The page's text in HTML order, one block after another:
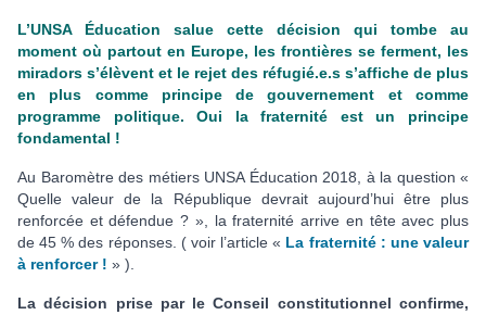
L’UNSA Éducation salue cette décision qui tombe au
moment où partout en Europe, les frontières se ferment, les
miradors s’élèvent et le rejet des réfugié.e.s s’affiche de plus
en plus comme principe de gouvernement et comme
programme politique. Oui la fraternité est un principe
fondamental !
Au Baromètre des métiers UNSA Éducation 2018, à la question «
Quelle valeur de la République devrait aujourd’hui être plus
renforcée et défendue ? », la fraternité arrive en tête avec plus
de 45 % des réponses. ( voir l’article « La fraternité : une valeur
à renforcer ! » ).
La décision prise par le Conseil constitutionnel confirme,